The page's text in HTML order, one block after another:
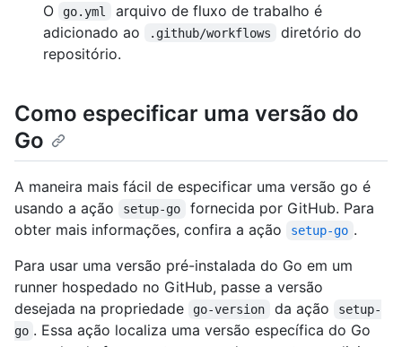
O
go.yml
arquivo de fluxo de trabalho é
adicionado ao
.github/workflows
diretório do
repositório.
Como especificar uma versão do
Go
A maneira mais fácil de especificar uma versão go é
usando a ação
setup-go
fornecida por GitHub. Para
obter mais informações, confira a ação
setup-go .
Para usar uma versão pré-instalada do Go em um
runner hospedado no GitHub, passe a versão
desejada na propriedade
go-version da ação
setup-
go . Essa ação localiza uma versão específica do Go